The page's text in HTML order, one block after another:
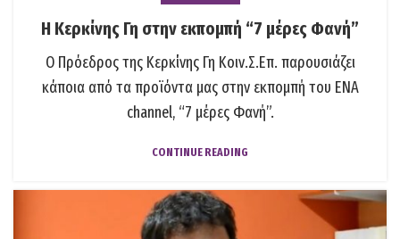
Η Κερκίνης Γη στην εκπομπή “7 μέρες Φανή”
Ο Πρόεδρος της Κερκίνης Γη Κοιν.Σ.Επ. παρουσιάζει
κάποια από τα προϊόντα μας στην εκπομπή του ΕΝΑ
channel, “7 μέρες Φανή”.
CONTINUE READING